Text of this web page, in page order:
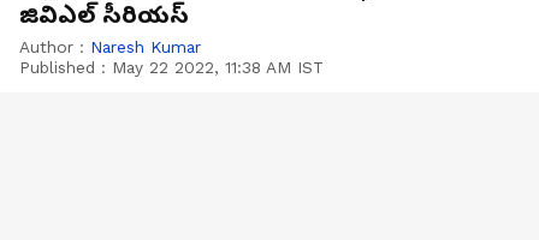
జివిఎల్ సీరియస్
Author : Naresh Kumar
Published : May 22 2022, 11:38 AM IST